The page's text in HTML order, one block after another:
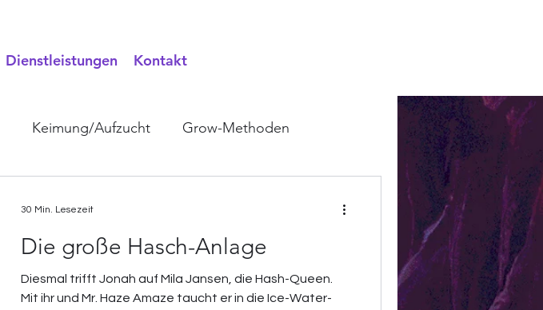
Dienstleistungen Kontakt
Keimung/Aufzucht Grow-Methoden
Die große Hasch-Anlage
Diesmal trifft Jonah auf Mila Jansen, die Hash-Queen.
Mit ihr und Mr. Haze Amaze taucht er in die Ice-Water-
30 Min. Lesezeit